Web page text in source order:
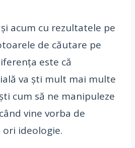
acum cu rezultatele pe
de căutare pe
este că
va ști mult mai multe
cum să ne manipuleze
vine vorba de
ori ideologie.